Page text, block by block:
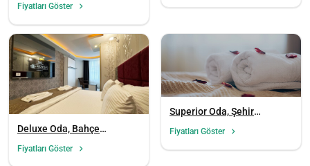
Fiyatları Göster
Deluxe Oda, Bahçe
Fiyatları Göster
Superior Oda, Şehir
Fiyatları Göster